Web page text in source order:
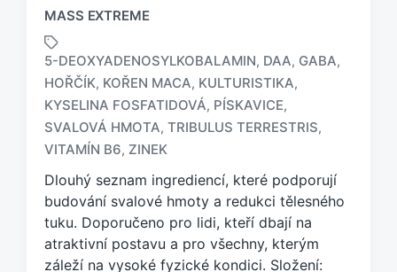
MASS EXTREME
O
z
n
č
e
n
t
5-DEOXYADENOSYLKOBALAMIN, DAA, GABA,
HOŘČÍK, KOŘEN MACA, KULTURISTIKA,
KYSELINA FOSFATIDOVÁ, PÍSKAVICE,
SVALOVÁ HMOTA, TRIBULUS TERRESTRIS,
VITAMÍN B6, ZINEK
Dlouhý seznam ingrediencí, které podporují
budování svalové hmoty a redukci tělesného
tuku. Doporučeno pro lidi, kteří dbají na
atraktivní postavu a pro všechny, kterým
záleží na vysoké fyzické kondici. Složení: